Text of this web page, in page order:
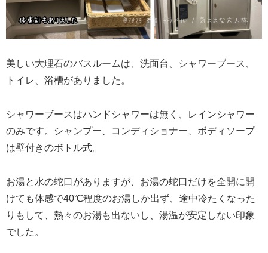
美しい大理石のバスルームは、洗面台、シャワーブース、
トイレ、浴槽がありました。
シャワーブースはハンドシャワーは無く、レインシャワー
のみです。シャンプー、コンディショナー、ボディソープ
は壁付きのボトル式。
お湯と水の蛇口がありますが、お湯の蛇口だけを全開に開
けても体感で40℃程度のお湯しか出ず、途中冷たくなった
りもして、熱々のお湯も出ないし、湯温が安定しない印象
でした。